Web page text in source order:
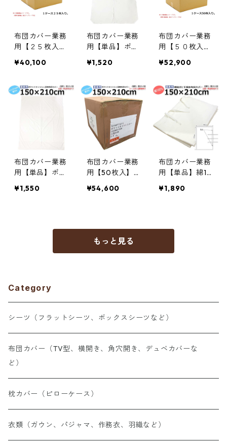
宿 民泊／36186
1530
館 民宿 民泊／3
61862530
民宿 民泊／361
901520
布団カバー業務
用【２５枚入】
190×210cm ダ
レビ型 中央丸
¥40,100
布団カバー業務
用【単品】ポリ
×210cm シング
ットティッシュ
型 角穴開き ホ
ワイト 白 三露
産業 ホテル 旅
館 民宿 民泊／3
61861540
¥1,520
布団カバー業務
用【５０枚入】
150×210cm シ
ポケットティッ
シュ型 角穴開
き ホワイト 白
三露産業 ホテ
ル 旅館 民宿 民
泊／36186254
¥52,900
布団カバー業務
用【単品】ポリ
×210cm シング
¥1,550
布団カバー業務
用【50枚入】
150×210cm シ
カバー ホワイ
ト 白 三露産業
¥54,600
布団カバー業務
用【単品】綿10
シングルサイズ
¥1,890
もっと見る
Category
シーツ（フラットシーツ、ボックスシーツなど）
布団カバー（TV型、横開き、角穴開き、デュベカバーな
ど）
枕カバー（ピローケース）
衣類（ガウン、パジャマ、作務衣、羽織など）